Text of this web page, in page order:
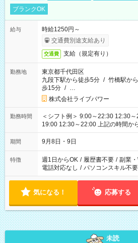
ブランクOK
給与
時給1250円～
交通費別途支給あり
交通費 支給（規定有り）
勤務地
東京都千代田区
九段下駅から徒歩5分 / 竹橋駅か
歩15分 / …
株式会社ライブパワー
勤務時間
＜シフト例＞ 9:00～22:30 12:30
19:00 12:30～22:00 上記の時間から好きな時間を選べます！ ※
時間は変更となる可能性があります
期間 9月8日・9日
特徴 週1日からOK / 履歴書不要 / 副業
電話対応なし / パソコンスキル不要
気になる！ 応募する
未読